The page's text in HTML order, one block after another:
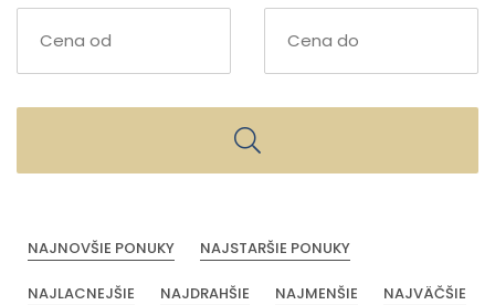
NAJNOVŠIE PONUKY NAJSTARŠIE PONUKY
NAJLACNEJŠIE NAJDRAHŠIE NAJMENŠIE NAJVÄČŠIE